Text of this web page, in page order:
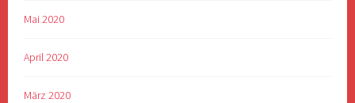
Mai 2020
April 2020
März 2020